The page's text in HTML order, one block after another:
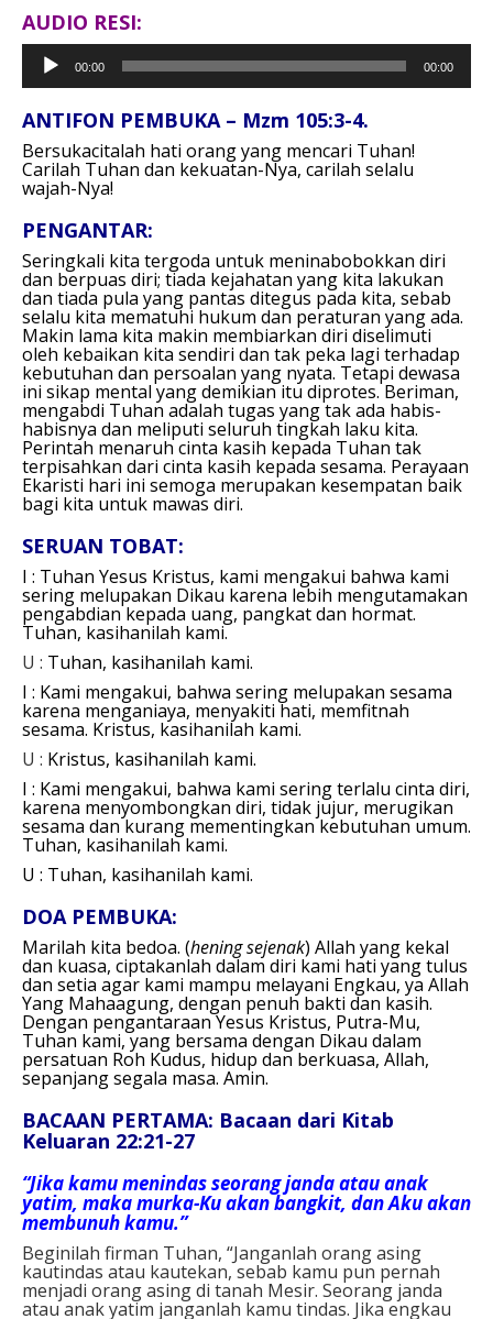
AUDIO RESI:
Pemutar
Audio
00:00 00:00
ANTIFON PEMBUKA – Mzm 105:3-4.
Bersukacitalah hati orang yang mencari Tuhan!
Carilah Tuhan dan kekuatan-Nya, carilah selalu
wajah-Nya!
PENGANTAR:
Seringkali kita tergoda untuk meninabobokkan diri
dan berpuas diri; tiada kejahatan yang kita lakukan
dan tiada pula yang pantas ditegus pada kita, sebab
selalu kita mematuhi hukum dan peraturan yang ada.
Makin lama kita makin membiarkan diri diselimuti
oleh kebaikan kita sendiri dan tak peka lagi terhadap
kebutuhan dan persoalan yang nyata. Tetapi dewasa
ini sikap mental yang demikian itu diprotes. Beriman,
mengabdi Tuhan adalah tugas yang tak ada habis-
habisnya dan meliputi seluruh tingkah laku kita.
Perintah menaruh cinta kasih kepada Tuhan tak
terpisahkan dari cinta kasih kepada sesama. Perayaan
Ekaristi hari ini semoga merupakan kesempatan baik
bagi kita untuk mawas diri.
SERUAN TOBAT:
I : Tuhan Yesus Kristus, kami mengakui bahwa kami
sering melupakan Dikau karena lebih mengutamakan
pengabdian kepada uang, pangkat dan hormat.
Tuhan, kasihanilah kami.
U : Tuhan, kasihanilah kami.
I : Kami mengakui, bahwa sering melupakan sesama
karena menganiaya, menyakiti hati, memfitnah
sesama. Kristus, kasihanilah kami.
U : Kristus, kasihanilah kami.
I : Kami mengakui, bahwa kami sering terlalu cinta diri,
karena menyombongkan diri, tidak jujur, merugikan
sesama dan kurang mementingkan kebutuhan umum.
Tuhan, kasihanilah kami.
U : Tuhan, kasihanilah kami.
DOA PEMBUKA:
Marilah kita bedoa. (hening sejenak) Allah yang kekal
dan kuasa, ciptakanlah dalam diri kami hati yang tulus
dan setia agar kami mampu melayani Engkau, ya Allah
Yang Mahaagung, dengan penuh bakti dan kasih.
Dengan pengantaraan Yesus Kristus, Putra-Mu,
Tuhan kami, yang bersama dengan Dikau dalam
persatuan Roh Kudus, hidup dan berkuasa, Allah,
sepanjang segala masa. Amin.
BACAAN PERTAMA: Bacaan dari Kitab
Keluaran 22:21-27
“Jika kamu menindas seorang janda atau anak
yatim, maka murka-Ku akan bangkit, dan Aku akan
membunuh kamu.”
Beginilah firman Tuhan, “Janganlah orang asing
kautindas atau kautekan, sebab kamu pun pernah
menjadi orang asing di tanah Mesir. Seorang janda
atau anak yatim janganlah kamu tindas. Jika engkau